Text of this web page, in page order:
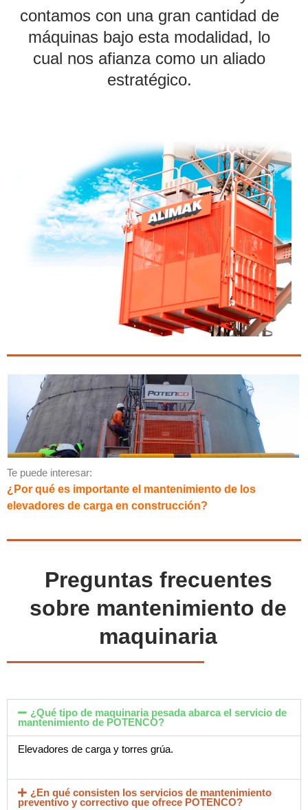
contamos con una gran cantidad de
máquinas bajo esta modalidad, lo
cual nos afianza como un aliado
estratégico.
Te puede interesar:
¿Por qué es importante el mantenimiento de los
elevadores de carga en construcción?
Preguntas frecuentes
sobre mantenimiento de
maquinaria
¿Qué tipo de maquinaria pesada abarca el servicio de
mantenimiento de POTENCO?
Elevadores de carga y torres grúa.
¿En qué consisten los servicios de mantenimiento
preventivo y correctivo que ofrece POTENCO?